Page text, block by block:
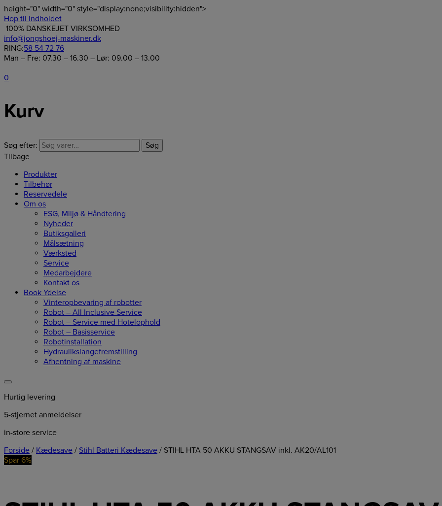
height="0" width="0" style="display:none;visibility:hidden">
Hop til indholdet
100% DANSKEJET VIRKSOMHED
info@jongshoej-maskiner.dk
RING:58 54 72 76
Man – Fre: 07.30 – 16.30 – Lør: 09.00 – 13.00
0
Kurv
Søg efter:
Søg
Tilbage
Produkter
Tilbehør
Reservedele
Om os
ESG, Miljø & Håndtering
Nyheder
Butiksgalleri
Målsætning
Værksted
Service
Medarbejdere
Kontakt os
Book Ydelse
Vinteropbevaring af robotter
Robot – All Inclusive Service
Robot – Service med Hotelophold
Robot – Basisservice
Robotinstallation
Hydraulikslangefremstilling
Afhentning af maskine
Hurtig levering
5-stjernet anmeldelser
in-store service
Forside / Kædesave / Stihl Batteri Kædesave / STIHL HTA 50 AKKU STANGSAV inkl. AK20/AL101
Spar 6%